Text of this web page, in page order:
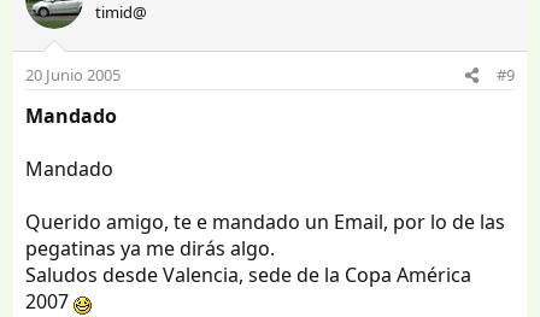
timid@
20 Junio 2005 #9
Mandado
Mandado
Querido amigo, te e mandado un Email, por lo de las
pegatinas ya me dirás algo.
Saludos desde Valencia, sede de la Copa América
2007